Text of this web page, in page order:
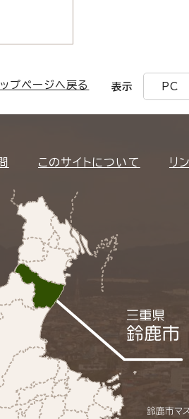
ップページへ戻る 表示 PC
このサイトについて リ